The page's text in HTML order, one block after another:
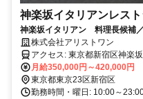
神楽坂イタリアンレス
神楽坂イタリアン 料理長候補
株式会社アリストワン
アクセス: 東京都新宿区神楽坂2-10 カグラヒルズB1 JR中央・総武
線各駅停車「飯田橋」駅 徒歩1分 東京メトロ 有楽町線
「飯田橋」駅 徒歩1分 東京メトロ 東西線「神楽坂」駅 徒歩9分
都営大江戸線「牛込神楽坂
月給350,000円～420,000円
東京都東京23区新宿区
勤務時間・曜日: 10:00～